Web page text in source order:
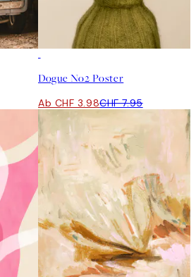
Dogue No2 Poster
Ab CHF 3.98CHF 7.95